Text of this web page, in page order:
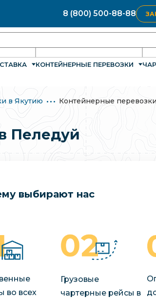
8 (800) 500-88-88
КОНТЕЙНЕРНЫЕ ПЕРЕВОЗКИ
в Якутию Контейнерные
Пеледуй
выбирают нас
во всех
Грузовые
чартерные рейсы в